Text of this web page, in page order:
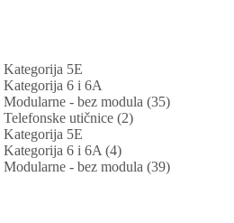
Kategorija 5E
Kategorija 6 i 6A
Modularne - bez modula (35)
Telefonske utičnice (2)
Kategorija 5E
Kategorija 6 i 6A (4)
Modularne - bez modula (39)